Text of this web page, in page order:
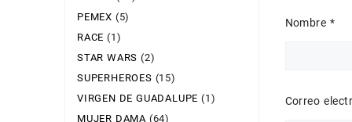
Nombre*
Correo
PEMEX (5)
RACE (1)
STAR WARS (2)
SUPERHEROES (15)
VIRGEN DE GUADALUPE (1)
MUJER DAMA (64)